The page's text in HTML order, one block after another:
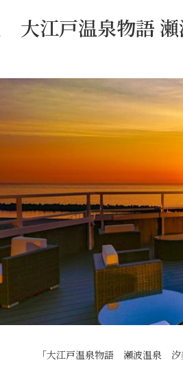
大江戸温泉物語 瀬
「大江戸温泉物語 瀬波温泉 汐